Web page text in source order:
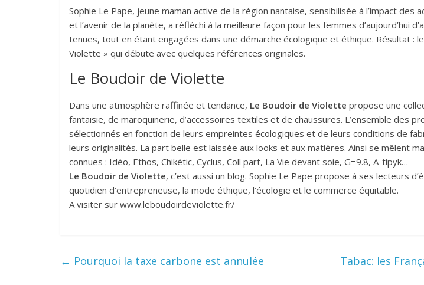
Sophie Le Pape, jeune maman active de la région nantaise, sensibilisée à l’impact des
et l’avenir de la planète, a réfléchi à la meilleure façon pour les femmes d’aujourd’hui
tenues, tout en étant engagées dans une démarche écologique et éthique. Résultat :
Violette » qui débute avec quelques références originales.
Le Boudoir de Violette
Dans une atmosphère raffinée et tendance, Le Boudoir de Violette propose une
fantaisie, de maroquinerie, d’accessoires textiles et de chaussures. L’ensemble des
sélectionnés en fonction de leurs empreintes écologiques et de leurs conditions de
leurs originalités. La part belle est laissée aux looks et aux matières. Ainsi se mêlent
connues : Idéo, Ethos, Chikétic, Cyclus, Coll part, La Vie devant soie, G=9.8, A-tipyk…
Le Boudoir de Violette, c’est aussi un blog. Sophie Le Pape propose à ses lecteurs
quotidien d’entrepreneuse, la mode éthique, l’écologie et le commerce équitable.
A visiter sur www.leboudoirdeviolette.fr/
← Pourquoi la taxe carbone est annulée Tabac: les